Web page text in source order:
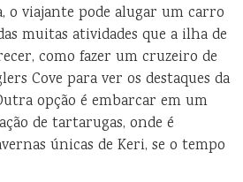
o viajante pode alugar um carro
muitas atividades que a ilha de
como fazer um cruzeiro de
Cove para ver os destaques da
opção é embarcar em um
de tartarugas, onde é
únicas de Keri, se o tempo